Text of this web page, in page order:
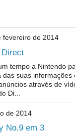
fevereiro de 2014
Direct
tempo a Nintendo
das suas informações
através de
Di...
de 2014
No.9 em 3